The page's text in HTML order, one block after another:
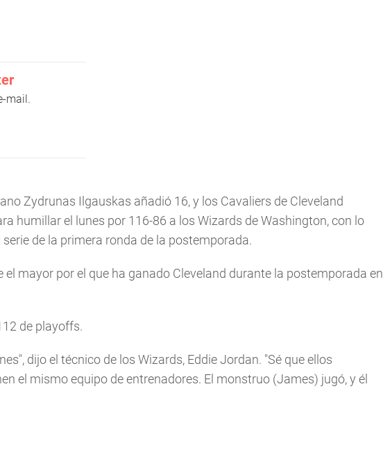
mail.
Zydrunas Ilgauskas añadió 16, y los Cavaliers de Cleveland
humillar el lunes por 116-86 a los Wizards de Washington, con lo
de la primera ronda de la postemporada.
mayor por el que ha ganado Cleveland durante la postemporada en
de playoffs.
dijo el técnico de los Wizards, Eddie Jordan. "Sé que ellos
el mismo equipo de entrenadores. El monstruo (James) jugó, y él